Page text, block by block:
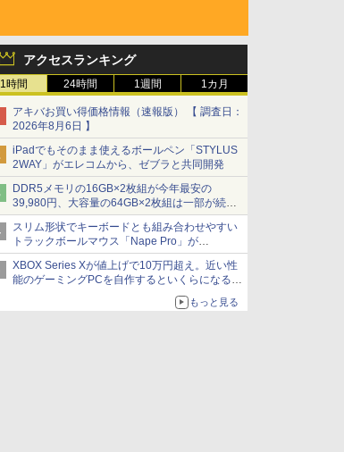
アクセスランキング
1時間 24時間 1週間 1カ月
アキバお買い得価格情報（速報版） 【 調査日：
2026年8月6日 】
iPadでもそのまま使えるボールペン「STYLUS
2WAY」がエレコムから、ゼブラと共同開発
DDR5メモリの16GB×2枚組が今年最安の
39,980円、大容量の64GB×2枚組は一部が続騰
[8月前半のメモリ価格]
スリム形状でキーボードとも組み合わせやすい
トラックボールマウス「Nape Pro」が
Keychronから
XBOX Series Xが値上げで10万円超え。近い性
能のゲーミングPCを自作するといくらになる？
【石田賀津男の『酒の肴にPCゲーム』】
もっと見る